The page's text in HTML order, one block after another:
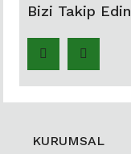
Bizi Takip Edin
KURUMSAL